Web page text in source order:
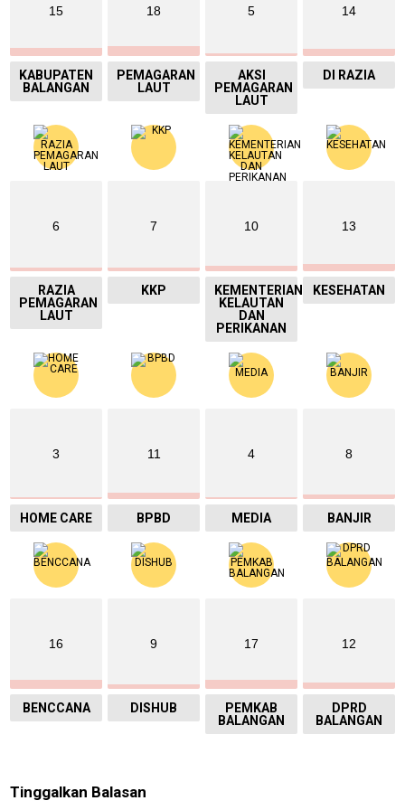
15
KABUPATEN
BALANGAN
18
PEMAGARAN
LAUT
5
AKSI
PEMAGARAN
LAUT
14
DI RAZIA
6
RAZIA
PEMAGARAN
LAUT
7
KKP
10
KEMENTERIAN
KELAUTAN
DAN
PERIKANAN
13
KESEHATAN
3
HOME CARE
11
BPBD
4
MEDIA
8
BANJIR
16
BENCCANA
9
DISHUB
17
PEMKAB
BALANGAN
12
DPRD
BALANGAN
Tinggalkan Balasan